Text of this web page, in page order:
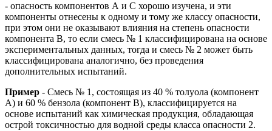
- опасность компонентов А и С хорошо изучена, и эти
компоненты отнесены к одному и тому же классу опасности,
при этом они не оказывают влияния на степень опасности
компонента В, то если смесь № 1 классифицирована на основе
экспериментальных данных, тогда и смесь № 2 может быть
классифицирована аналогично, без проведения
дополнительных испытаний.
Пример - Смесь № 1, состоящая из 40 % толуола (компонент
А) и 60 % бензола (компонент В), классифицируется на
основе испытаний как химическая продукция, обладающая
острой токсичностью для водной среды класса опасности 2.